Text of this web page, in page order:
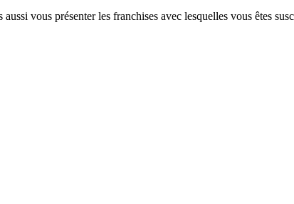
vous présenter les franchises avec lesquelles vous êtes